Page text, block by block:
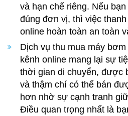
và hạn chế riêng. Nếu
đúng đơn vị, thì việc
online hoàn toàn an toàn
Dịch vụ thu mua máy
kênh online mang lại sự
thời gian di chuyển, được
và thậm chí có thể bán
hơn nhờ sự cạnh tranh
Điều quan trọng nhất là